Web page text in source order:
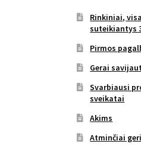
Rinkiniai,
suteikiantys
Pirmos
Gerai
Svarbiausi
sveikatai
Akims
Atminčiai